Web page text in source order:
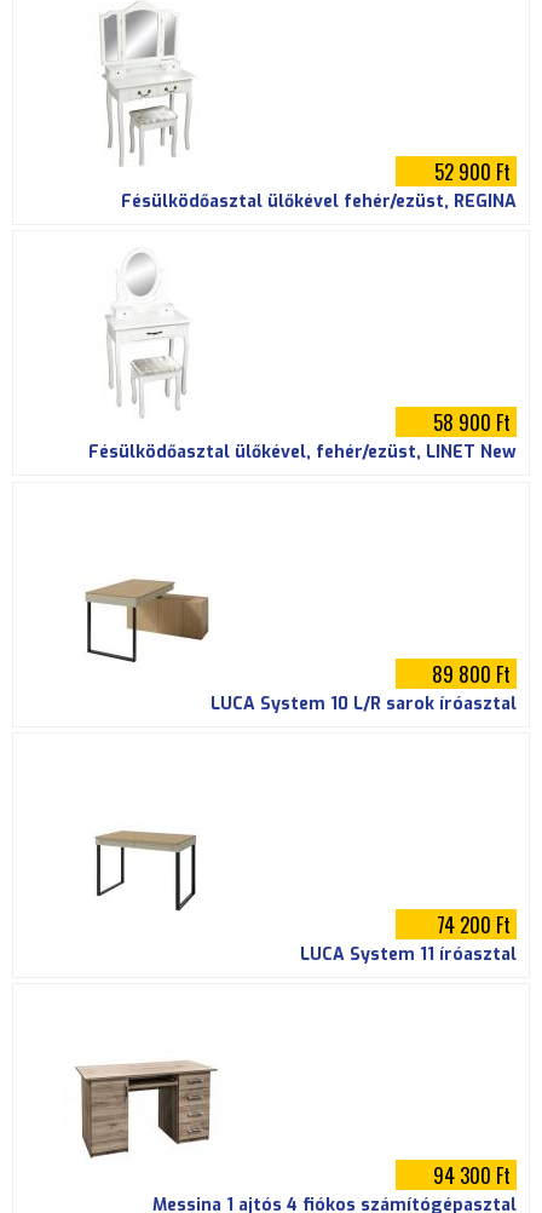
52 900 Ft
Fésülködőasztal ülőkével fehér/ezüst, REGINA
58 900 Ft
Fésülködőasztal ülőkével, fehér/ezüst, LINET New
89 800 Ft
LUCA System 10 L/R sarok íróasztal
74 200 Ft
LUCA System 11 íróasztal
94 300 Ft
Messina 1 ajtós 4 fiókos számítógépasztal